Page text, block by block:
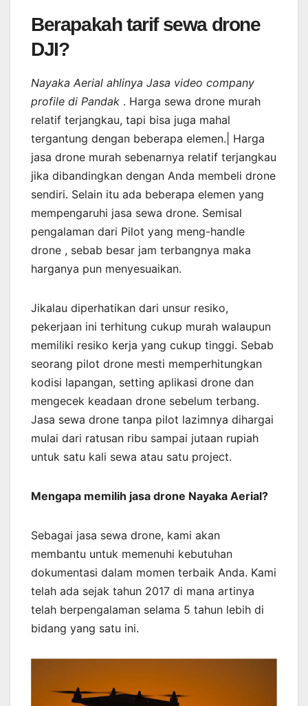
Berapakah tarif sewa drone
DJI?
Nayaka Aerial ahlinya Jasa video company
profile di Pandak . Harga sewa drone murah
relatif terjangkau, tapi bisa juga mahal
tergantung dengan beberapa elemen.| Harga
jasa drone murah sebenarnya relatif terjangkau
jika dibandingkan dengan Anda membeli drone
sendiri. Selain itu ada beberapa elemen yang
mempengaruhi jasa sewa drone. Semisal
pengalaman dari Pilot yang meng-handle
drone , sebab besar jam terbangnya maka
harganya pun menyesuaikan.
Jikalau diperhatikan dari unsur resiko,
pekerjaan ini terhitung cukup murah walaupun
memiliki resiko kerja yang cukup tinggi. Sebab
seorang pilot drone mesti memperhitungkan
kodisi lapangan, setting aplikasi drone dan
mengecek keadaan drone sebelum terbang.
Jasa sewa drone tanpa pilot lazimnya dihargai
mulai dari ratusan ribu sampai jutaan rupiah
untuk satu kali sewa atau satu project.
Mengapa memilih jasa drone Nayaka Aerial?
Sebagai jasa sewa drone, kami akan
membantu untuk memenuhi kebutuhan
dokumentasi dalam momen terbaik Anda. Kami
telah ada sejak tahun 2017 di mana artinya
telah berpengalaman selama 5 tahun lebih di
bidang yang satu ini.